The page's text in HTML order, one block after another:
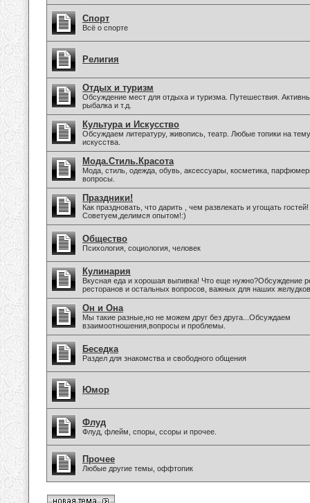
Спорт
Всё о спорте
Религия
Отдых и туризм
Обсуждение мест для отдыха и туризма. Путешествия.
рыбалка и т.д.
Культура и Искусство
Обсуждаем литературу, живопись, театр. Любые топики на
искусства.
Мода.Стиль.Красота
Мода, стиль, одежда, обувь, аксессуары, косметика,
вопросы.
Праздники!
Как праздновать, что дарить , чем развлекать и угощать гостей!
Советуем,делимся опытом!:)
Общество
Психология, социология, человек
Кулинария
Вкусная еда и хорошая выпивка! Что еще нужно?Обсуждение
ресторанов и остальных вопросов, важных для наших
Он и Она
Мы такие разные,но не можем друг без друга...Обсуждаем
взаимоотношения,вопросы и проблемы.
Беседка
Раздел для знакомства и свободного общения
Юмор
Флуд
Флуд, флейм, споры, ссоры и прочее.
Прочее
Любые другие темы, оффтопик